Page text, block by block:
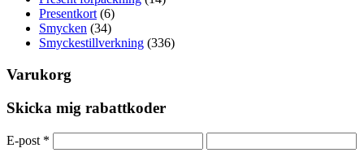
Presentkort (6)
Smycken (34)
Smyckestillverkning (336)
Varukorg
Skicka mig rabattkoder
E-post *